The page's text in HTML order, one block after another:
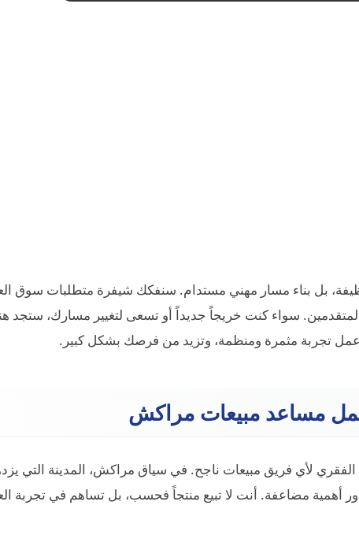
بل بناء مسار مهني مستدام. سنفكك شيفرة متطلبات سوق
المتقدمين. سواء كنت خريجاً جديداً أو تسعى لتغيير مسارك، ستجد
تجربة مثمرة ومنظمة، وتزيد من فرصك بشكل كبير.
مساعد مبيعات مراكش
لأي فريق مبيعات ناجح. في سياق مراكش، المدينة التي
أهمية مضاعفة. أنت لا تبيع منتجاً فحسب، بل تساهم في تجربة